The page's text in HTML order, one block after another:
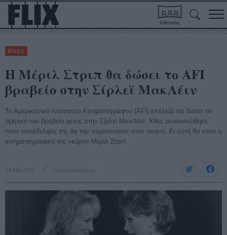
Αίθουσες
BUZZ
Η Μέριλ Στριπ θα δώσει το AFI
βραβείο στην Σίρλεϊ ΜακΛέιν
Το Αμερικανικό Ινστιτούτο Κινηματογράφου (AFI) επέλεξε να δώσει το
τιμητικό του βραβείο φέτος στην Σίρλεϊ ΜακΛέιν. Χθες ανακοινώθηκε
ποια συνάδελφός της θα την παρουσιάσει στην σκηνή. Κι αυτή θα είναι η
κινηματογραφική της «κόρη» Μέριλ Στριπ.
23 Μάι 2012 Πόλυ Λυκούργου